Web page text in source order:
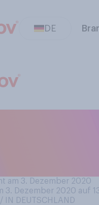
DE
am 3. Dezember 2020
3. Dezember 2020 auf
IN DEUTSCHLAND